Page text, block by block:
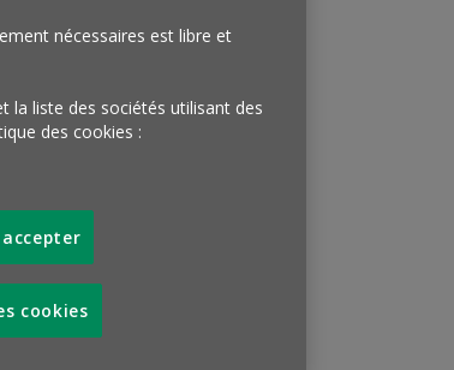
tel qu’il vit,
très fort.
aux
voix. Ils
Avec, qui
ont eu
nécessaires est libre et
la liste des sociétés utilisant des
des cookies :
cookies